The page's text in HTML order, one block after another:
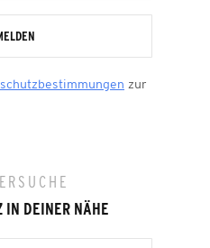
zur
IN DEINER NÄHE